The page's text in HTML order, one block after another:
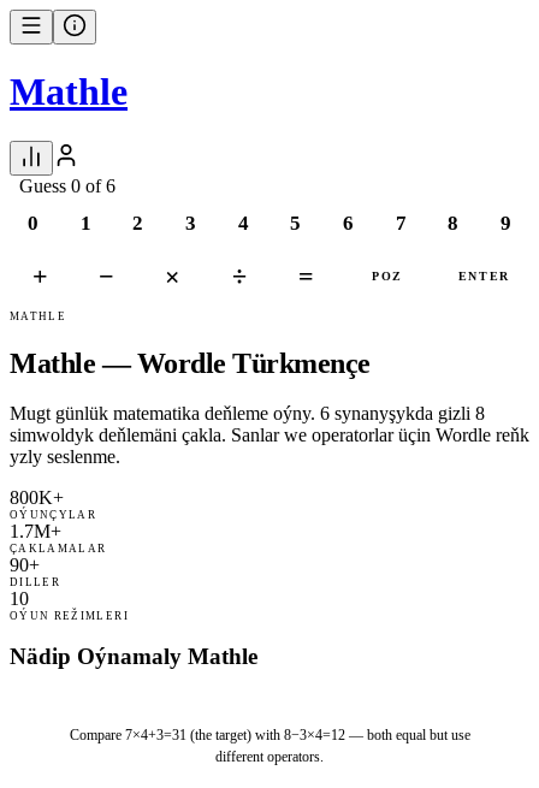
Mathle
Guess 0 of 6
0 1 2 3 4 5 6 7 8 9
+ − × ÷ = POZ ENTER
MATHLE
Mathle — Wordle Türkmençe
Mugt günlük matematika deňleme oýny. 6 synanyşykda gizli 8
simwoldyk deňlemäni çakla. Sanlar we operatorlar üçin Wordle reňk
yzly seslenme.
800K+
OÝUNÇYLAR
1.7M+
ÇAKLAMALAR
90+
DILLER
10
OÝUN REŽIMLERI
Nädip Oýnamaly Mathle
Compare 7×4+3=31(the target) with 8−3×4=12— both equal but use
different operators.